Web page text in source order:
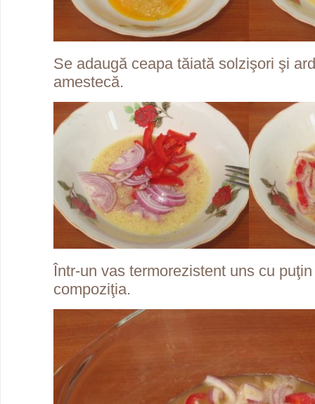
Se adaugă ceapa tăiată solzişori şi
amestecă.
Într-un vas termorezistent uns cu
compoziţia.